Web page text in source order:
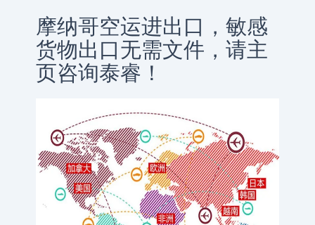
摩纳哥空运进出口，敏感
货物出口无需文件，请主
页咨询泰睿！